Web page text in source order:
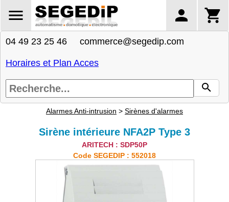
04 49 23 25 46 commerce@segedip.com
Horaires et Plan Acces
Alarmes Anti-intrusion > Sirènes d'alarmes
Sirène intérieure NFA2P Type 3
ARITECH : SDP50P
Code SEGEDIP : 552018